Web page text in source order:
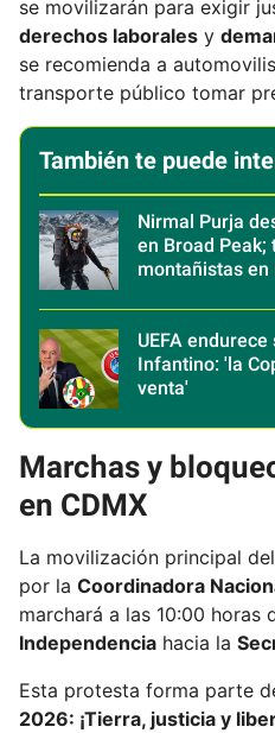
se movilizarán para exigir
derechos laborales y
se recomienda a
transporte público tomar
También te puede
Nirmal Purja
en Broad Peak;
montañistas en
UEFA
Infantino: 'la
venta'
Marchas y
en CDMX
La movilización principal
por la Coordinadora
marchará a las 10:00 horas
Independencia hacia la
Esta protesta forma parte
2026: ¡Tierra, justicia y